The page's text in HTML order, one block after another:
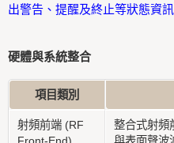
出警告、提醒及終止等狀態資訊
硬體與系統整合
項目類別
射頻前端 (RF
整合式射頻